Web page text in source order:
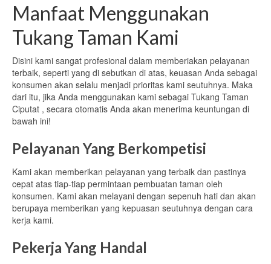
Manfaat Menggunakan
Tukang Taman Kami
Disini kami sangat profesional dalam memberiakan pelayanan
terbaik, seperti yang di sebutkan di atas, keuasan Anda sebagai
konsumen akan selalu menjadi prioritas kami seutuhnya. Maka
dari itu, jika Anda menggunakan kami sebagai Tukang Taman
Ciputat , secara otomatis Anda akan menerima keuntungan di
bawah ini!
Pelayanan Yang Berkompetisi
Kami akan memberikan pelayanan yang terbaik dan pastinya
cepat atas tiap-tiap permintaan pembuatan taman oleh
konsumen. Kami akan melayani dengan sepenuh hati dan akan
berupaya memberikan yang kepuasan seutuhnya dengan cara
kerja kami.
Pekerja Yang Handal